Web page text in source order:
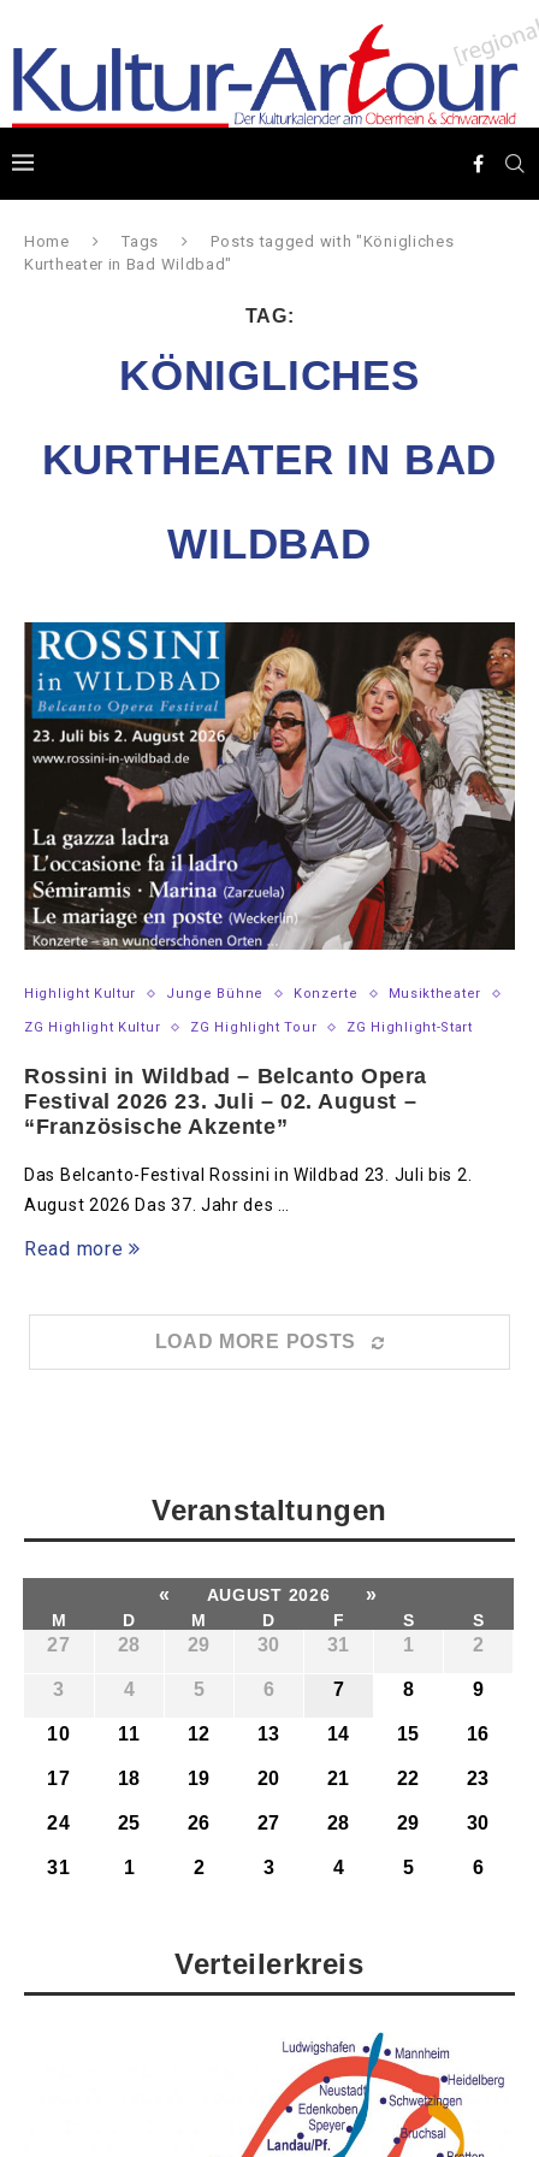
Home Tags
Posts tagged with "Königliches
Kurtheater in Bad Wildbad"
TAG:
KÖNIGLICHES
KURTHEATER IN BAD
WILDBAD
Highlight Kultur Junge Bühne Konzerte Musiktheater
ZG Highlight Kultur ZG Highlight Tour ZG Highlight-Start
Rossini in Wildbad – Belcanto Opera
Festival 2026 23. Juli – 02. August –
“Französische Akzente”
Das Belcanto-Festival Rossini in Wildbad 23. Juli bis 2.
August 2026 Das 37. Jahr des …
Read more
LOAD MORE POSTS
Veranstaltungen
« AUGUST 2026 »
M D M D F S S
27 28 29 30 31 1 2
3 4 5 6 7 8 9
10 11 12 13 14 15 16
17 18 19 20 21 22 23
24 25 26 27 28 29 30
31 1 2 3 4 5 6
Verteilerkreis